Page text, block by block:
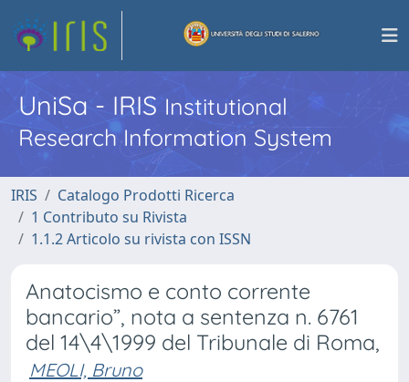
UniSa - IRISInstitutional
Research Information System
IRIS
Catalogo Prodotti Ricerca
1 Contributo su Rivista
1.1.2 Articolo su rivista con ISSN
Anatocismo e conto corrente
bancario”, nota a sentenza n. 6761
del 14\4\1999 del Tribunale di Roma,
MEOLI, Bruno